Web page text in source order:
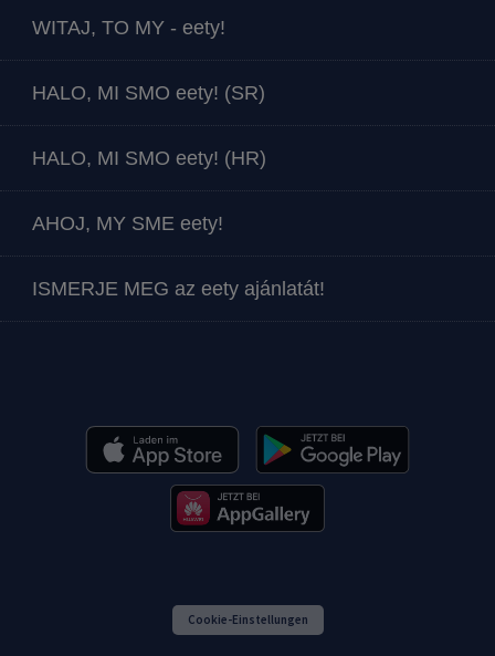
WITAJ, TO MY - eety!
HALO, MI SMO eety! (SR)
HALO, MI SMO eety! (HR)
AHOJ, MY SME eety!
ISMERJE MEG az eety ajánlatát!
Cookie-Einstellungen